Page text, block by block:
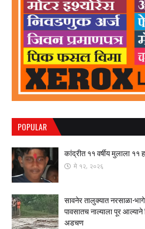
POPULAR
कांद्रीत ११ वर्षीय मुलाला ११
मे १२, २०२६
सावनेर तालुक्यात नरसाळा-
पावसातच नाल्याला पूर आल्याने
अडचण